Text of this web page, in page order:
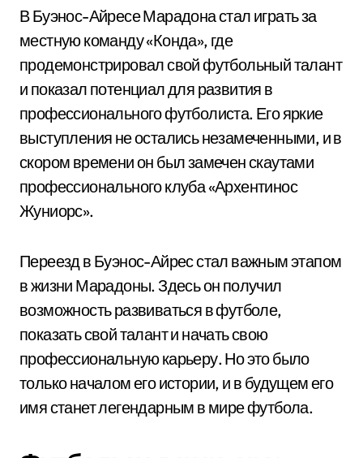
В Буэнос-Айресе Марадона стал играть за
местную команду «Конда», где
продемонстрировал свой футбольный талант
и показал потенциал для развития в
профессионального футболиста. Его яркие
выступления не остались незамеченными, и в
скором времени он был замечен скаутами
профессионального клуба «Архентинос
Жуниорс».
Переезд в Буэнос-Айрес стал важным этапом
в жизни Марадоны. Здесь он получил
возможность развиваться в футболе,
показать свой талант и начать свою
профессиональную карьеру. Но это было
только началом его истории, и в будущем его
имя станет легендарным в мире футбола.